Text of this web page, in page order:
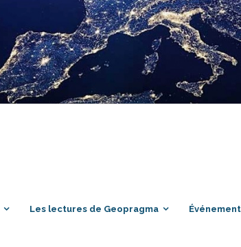
Les lectures de Geopragma